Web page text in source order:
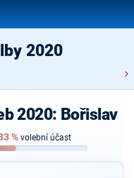
2020
2020: Bořislav
% volební účast